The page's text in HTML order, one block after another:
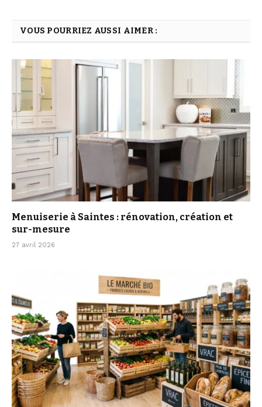
VOUS POURRIEZ AUSSI AIMER :
Menuiserie à Saintes : rénovation, création et
sur-mesure
27 avril 2026